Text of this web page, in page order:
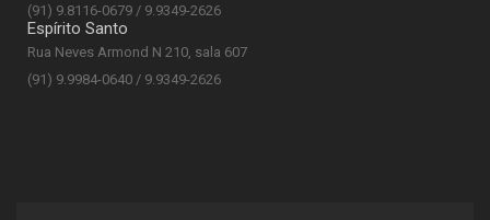
(91) 9.8116-0679 / 9.9349-2626
Espírito Santo
Rua Neves Armond N 210, sala 607
(91) 9.9984-0640 / 9.9349-2626